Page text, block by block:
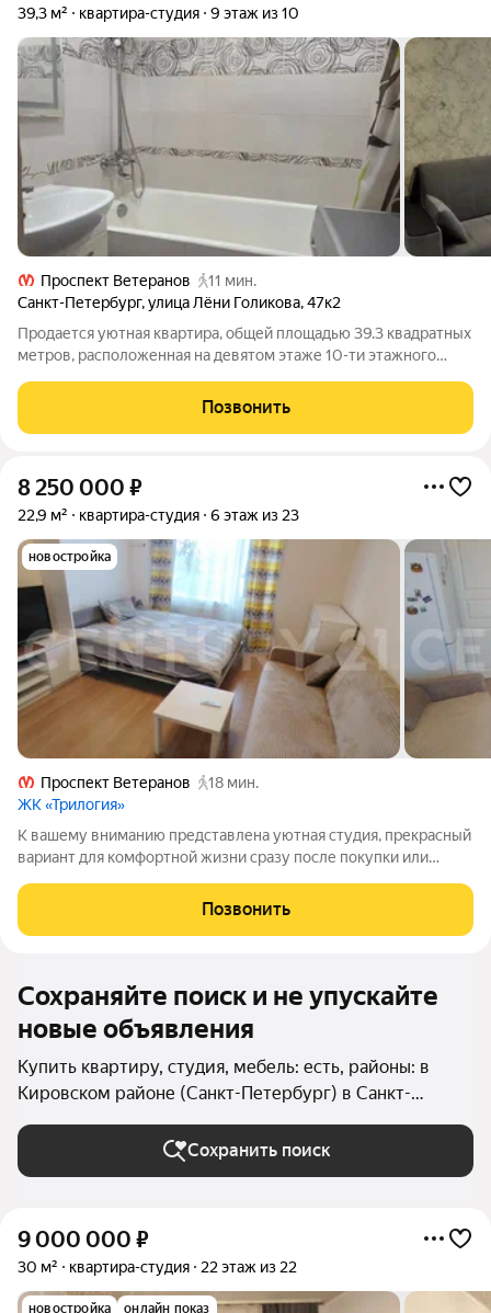
39,3 м² квартира-студия 9 этаж из 10
Проспект Ветеранов
11 мин.
Санкт-Петербург,улица Лёни Голикова,47к2
Продается уютная квартира, общей площадью 39.3 квадратных
метров, расположенная на девятом этаже 10-ти этажного
Санкт-Петербург, улица Лёни Голикова, д. 47, корп.2.
Прекрасная, продуманная
Позвонить
8 250 000 ₽
22,9 м² квартира-студия 6 этаж из 23
новостройка
Проспект Ветеранов
18 мин.
ЖК «Трилогия»
К вашему вниманию представлена уютная студия, прекрасный
вариант для комфортной жизни сразу после покупки или
Кировском районе Санкт-Петербурга и представляет собой
проект, ориентированный на комфорт
Позвонить
Сохраняйте поиск и не упускайте
новые объявления
Купить квартиру, студия, мебель: есть, районы: в
Кировском районе (Санкт-Петербург) в Санкт-
Петербурге и ЛО
Сохранить поиск
9 000 000 ₽
30 м² квартира-студия 22 этаж из 22
новостройка онлайн показ